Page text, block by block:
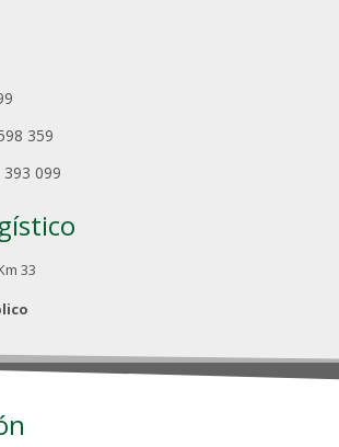
359
099
33